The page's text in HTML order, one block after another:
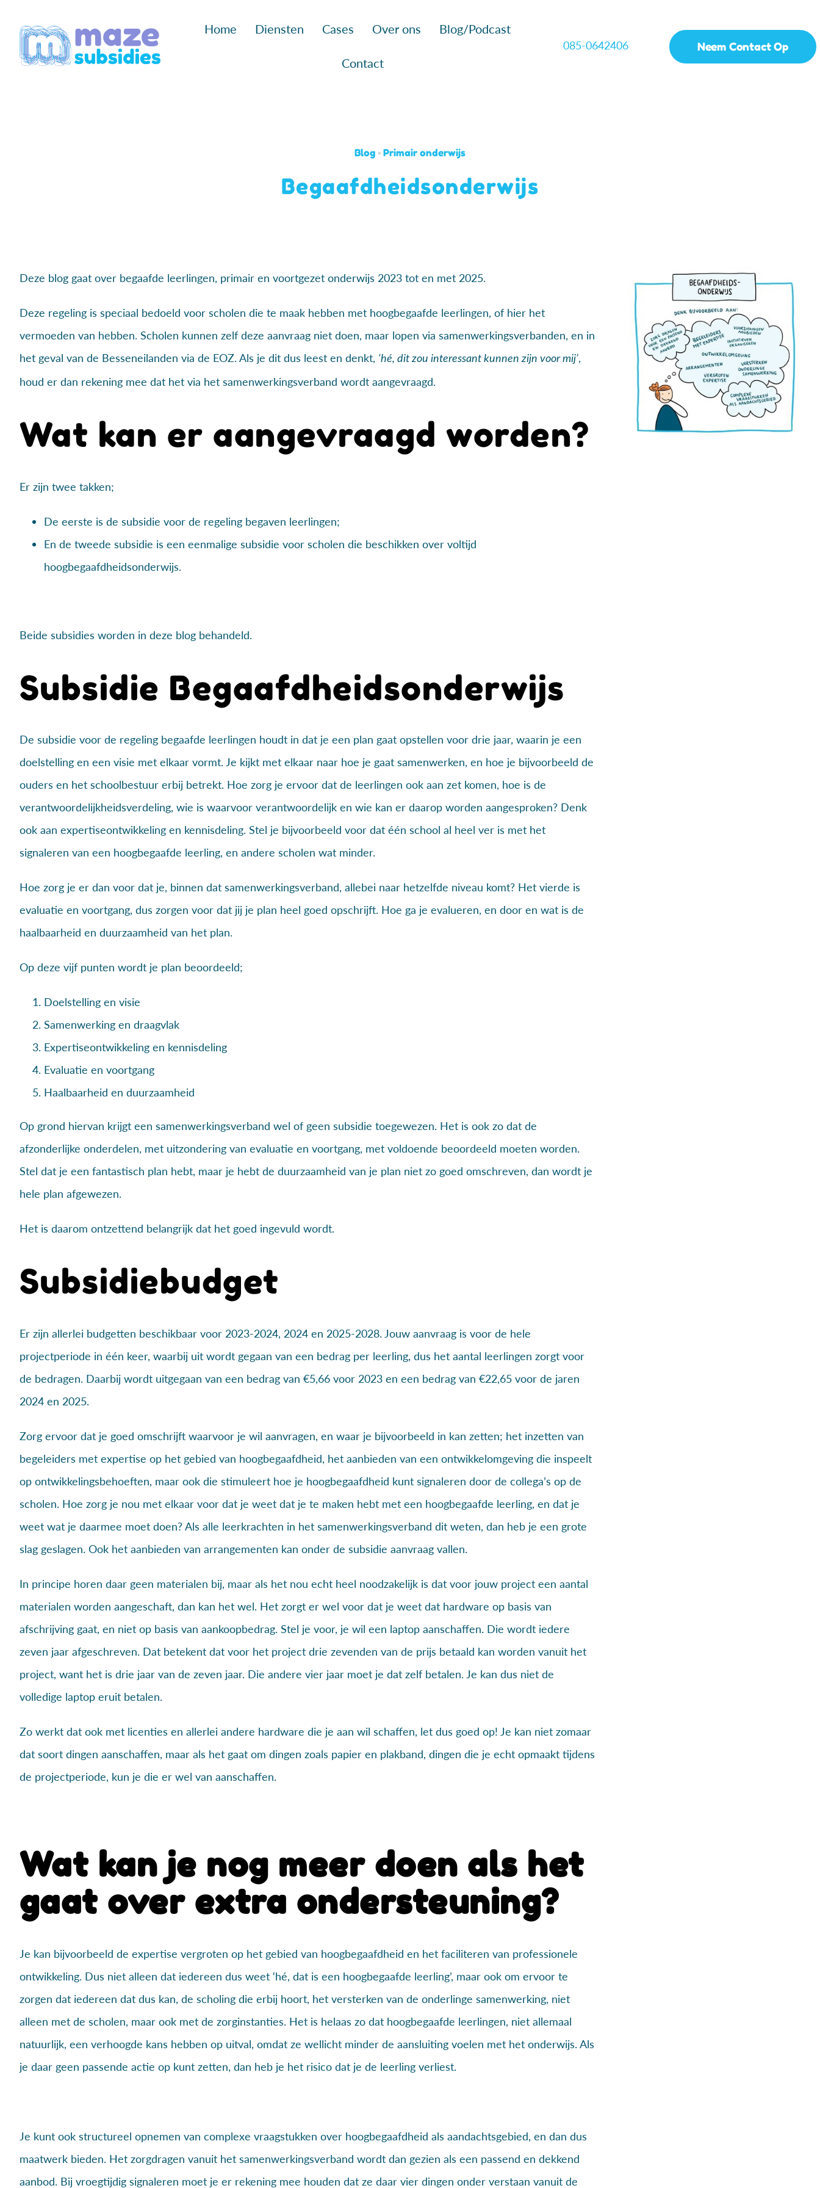
naar
inhoud
Home Diensten Cases Over ons Blog/Podcast
Contact
085-0642406 Neem Contact Op
Blog • Primair onderwijs
Begaafdheidsonderwijs
Deze blog gaat over begaafde leerlingen, primair en voortgezet onderwijs 2023 tot en met 2025.
Deze regeling is speciaal bedoeld voor scholen die te maak hebben met hoogbegaafde leerlingen, of hier het
vermoeden van hebben. Scholen kunnen zelf deze aanvraag niet doen, maar lopen via samenwerkingsverbanden, en in
het geval van de Besseneilanden via de EOZ. Als je dit dus leest en denkt, ‘hé, dit zou interessant kunnen zijn voor mij’,
houd er dan rekening mee dat het via het samenwerkingsverband wordt aangevraagd.
Wat kan er aangevraagd worden?
Er zijn twee takken;
De eerste is de subsidie voor de regeling begaven leerlingen;
En de tweede subsidie is een eenmalige subsidie voor scholen die beschikken over voltijd
hoogbegaafdheidsonderwijs.
Beide subsidies worden in deze blog behandeld.
Subsidie Begaafdheidsonderwijs
De subsidie voor de regeling begaafde leerlingen houdt in dat je een plan gaat opstellen voor drie jaar, waarin je een
doelstelling en een visie met elkaar vormt. Je kijkt met elkaar naar hoe je gaat samenwerken, en hoe je bijvoorbeeld de
ouders en het schoolbestuur erbij betrekt. Hoe zorg je ervoor dat de leerlingen ook aan zet komen, hoe is de
verantwoordelijkheidsverdeling, wie is waarvoor verantwoordelijk en wie kan er daarop worden aangesproken? Denk
ook aan expertiseontwikkeling en kennisdeling. Stel je bijvoorbeeld voor dat één school al heel ver is met het
signaleren van een hoogbegaafde leerling, en andere scholen wat minder.
Hoe zorg je er dan voor dat je, binnen dat samenwerkingsverband, allebei naar hetzelfde niveau komt? Het vierde is
evaluatie en voortgang, dus zorgen voor dat jij je plan heel goed opschrijft. Hoe ga je evalueren, en door en wat is de
haalbaarheid en duurzaamheid van het plan.
Op deze vijf punten wordt je plan beoordeeld;
Doelstelling en visie
Samenwerking en draagvlak
Expertiseontwikkeling en kennisdeling
Evaluatie en voortgang
Haalbaarheid en duurzaamheid
Op grond hiervan krijgt een samenwerkingsverband wel of geen subsidie toegewezen. Het is ook zo dat de
afzonderlijke onderdelen, met uitzondering van evaluatie en voortgang, met voldoende beoordeeld moeten worden.
Stel dat je een fantastisch plan hebt, maar je hebt de duurzaamheid van je plan niet zo goed omschreven, dan wordt je
hele plan afgewezen.
Het is daarom ontzettend belangrijk dat het goed ingevuld wordt.
Subsidiebudget
Er zijn allerlei budgetten beschikbaar voor 2023-2024, 2024 en 2025-2028. Jouw aanvraag is voor de hele
projectperiode in één keer, waarbij uit wordt gegaan van een bedrag per leerling, dus het aantal leerlingen zorgt voor
de bedragen. Daarbij wordt uitgegaan van een bedrag van €5,66 voor 2023 en een bedrag van €22,65 voor de jaren
2024 en 2025.
Zorg ervoor dat je goed omschrijft waarvoor je wil aanvragen, en waar je bijvoorbeeld in kan zetten; het inzetten van
begeleiders met expertise op het gebied van hoogbegaafdheid, het aanbieden van een ontwikkelomgeving die inspeelt
op ontwikkelingsbehoeften, maar ook die stimuleert hoe je hoogbegaafdheid kunt signaleren door de collega’s op de
scholen. Hoe zorg je nou met elkaar voor dat je weet dat je te maken hebt met een hoogbegaafde leerling, en dat je
weet wat je daarmee moet doen? Als alle leerkrachten in het samenwerkingsverband dit weten, dan heb je een grote
slag geslagen. Ook het aanbieden van arrangementen kan onder de subsidie aanvraag vallen.
In principe horen daar geen materialen bij, maar als het nou echt heel noodzakelijk is dat voor jouw project een aantal
materialen worden aangeschaft, dan kan het wel. Het zorgt er wel voor dat je weet dat hardware op basis van
afschrijving gaat, en niet op basis van aankoopbedrag. Stel je voor, je wil een laptop aanschaffen. Die wordt iedere
zeven jaar afgeschreven. Dat betekent dat voor het project drie zevenden van de prijs betaald kan worden vanuit het
project, want het is drie jaar van de zeven jaar. Die andere vier jaar moet je dat zelf betalen. Je kan dus niet de
volledige laptop eruit betalen.
Zo werkt dat ook met licenties en allerlei andere hardware die je aan wil schaffen, let dus goed op! Je kan niet zomaar
dat soort dingen aanschaffen, maar als het gaat om dingen zoals papier en plakband, dingen die je echt opmaakt tijdens
de projectperiode, kun je die er wel van aanschaffen.
Wat kan je nog meer doen als het
gaat over extra ondersteuning?
Je kan bijvoorbeeld de expertise vergroten op het gebied van hoogbegaafdheid en het faciliteren van professionele
ontwikkeling. Dus niet alleen dat iedereen dus weet ‘hé, dat is een hoogbegaafde leerling’, maar ook om ervoor te
zorgen dat iedereen dat dus kan, de scholing die erbij hoort, het versterken van de onderlinge samenwerking, niet
alleen met de scholen, maar ook met de zorginstanties. Het is helaas zo dat hoogbegaafde leerlingen, niet allemaal
natuurlijk, een verhoogde kans hebben op uitval, omdat ze wellicht minder de aansluiting voelen met het onderwijs. Als
je daar geen passende actie op kunt zetten, dan heb je het risico dat je de leerling verliest.
Je kunt ook structureel opnemen van complexe vraagstukken over hoogbegaafdheid als aandachtsgebied, en dan dus
maatwerk bieden. Het zorgdragen vanuit het samenwerkingsverband wordt dan gezien als een passend en dekkend
aanbod. Bij vroegtijdig signaleren moet je er rekening mee houden dat ze daar vier dingen onder verstaan vanuit de